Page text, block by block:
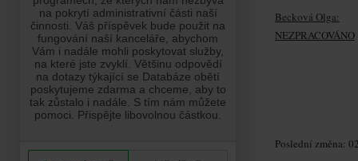
Becková Olga:
NEZPRACOVÁNO
Poslední změna: